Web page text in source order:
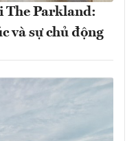
The Parkland:
và sự chủ động